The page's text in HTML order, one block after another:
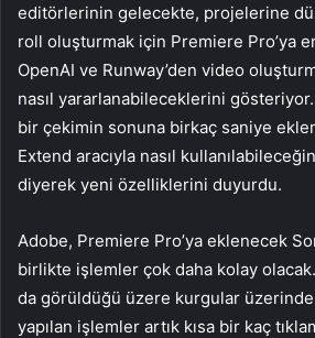
editörlerinin gelecekte, projelerine
roll oluşturmak için Premiere Pro’ya
OpenAI ve Runway’den video
nasıl yararlanabileceklerini gösteriyor.
bir çekimin sonuna birkaç saniye
Extend aracıyla nasıl
diyerek yeni özelliklerini duyurdu.
Adobe, Premiere Pro’ya eklenecek
birlikte işlemler çok daha kolay
da görüldüğü üzere kurgular
yapılan işlemler artık kısa bir kaç